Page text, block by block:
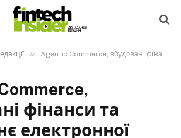
» Agentic Commerce, вбудовані фінанси та майбутнє електронної комерції: ключові інсайти з Ukrainian eCommerce Day 2026
фінанси та
електронної